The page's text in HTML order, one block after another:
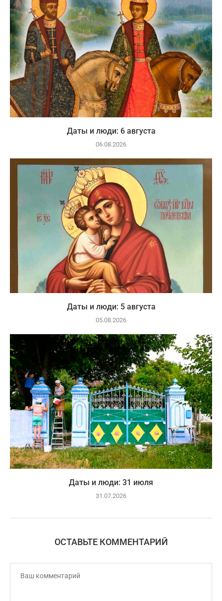
Даты и люди: 6 августа
06.08.2026
Даты и люди: 5 августа
05.08.2026
Даты и люди: 31 июля
31.07.2026
ОСТАВЬТЕ КОММЕНТАРИЙ